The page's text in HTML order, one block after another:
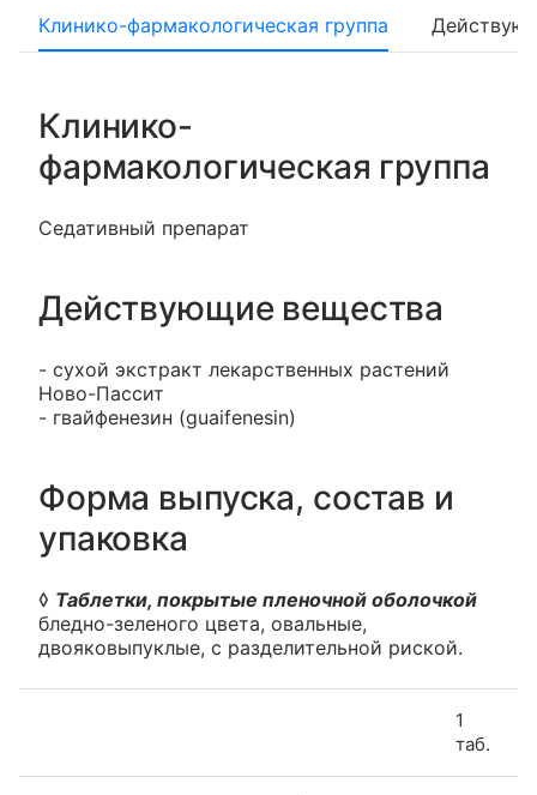
Клинико-фармакологическая группа
Клинико-
фармакологическая группа
Седативный препарат
Действующие вещества
- сухой экстракт лекарственных растений
Ново-Пассит
- гвайфенезин (guaifenesin)
Форма выпуска, состав и
упаковка
◊ Таблетки, покрытые пленочной оболочкой
бледно-зеленого цвета, овальные,
двояковыпуклые, с разделительной риской.
1
таб.